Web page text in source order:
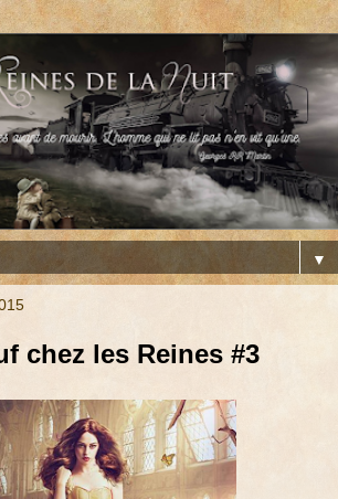
▼
chez les Reines #3